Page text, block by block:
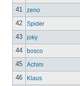
41 zeno
42 Spider
43 joky
44 bosco
45 Achim
46 Klaus